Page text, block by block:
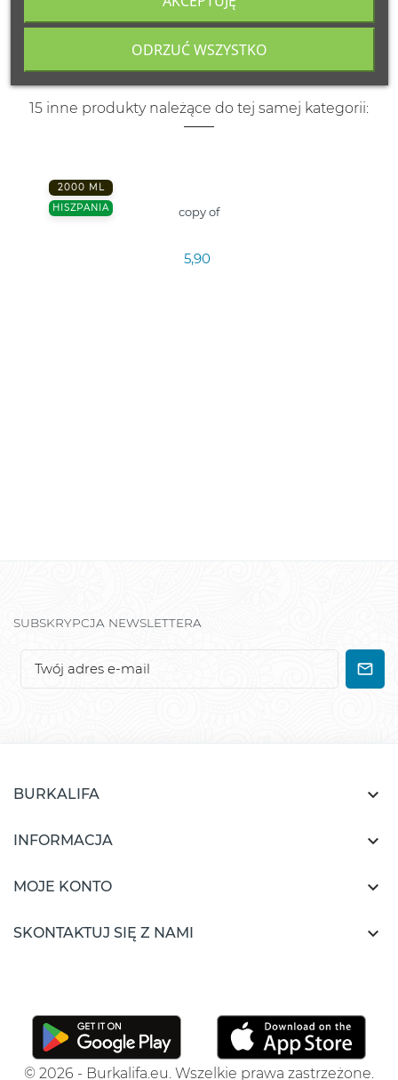
15 inne produkty należące do tej samej kategorii:
2000 ML
HISZPANIA
copy of
5,90
SUBSKRYPCJA NEWSLETTERA
BURKALIFA 
INFORMACJA 
MOJE KONTO 
SKONTAKTUJ SIĘ Z NAMI 
© 2026 - Burkalifa.eu. Wszelkie prawa zastrzeżone.
ODRZUĆ WSZYSTKO